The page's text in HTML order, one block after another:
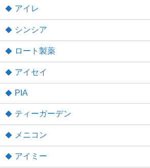
アイレ
シンシア
ロート製薬
アイセイ
PIA
ティーガーデン
メニコン
アイミー